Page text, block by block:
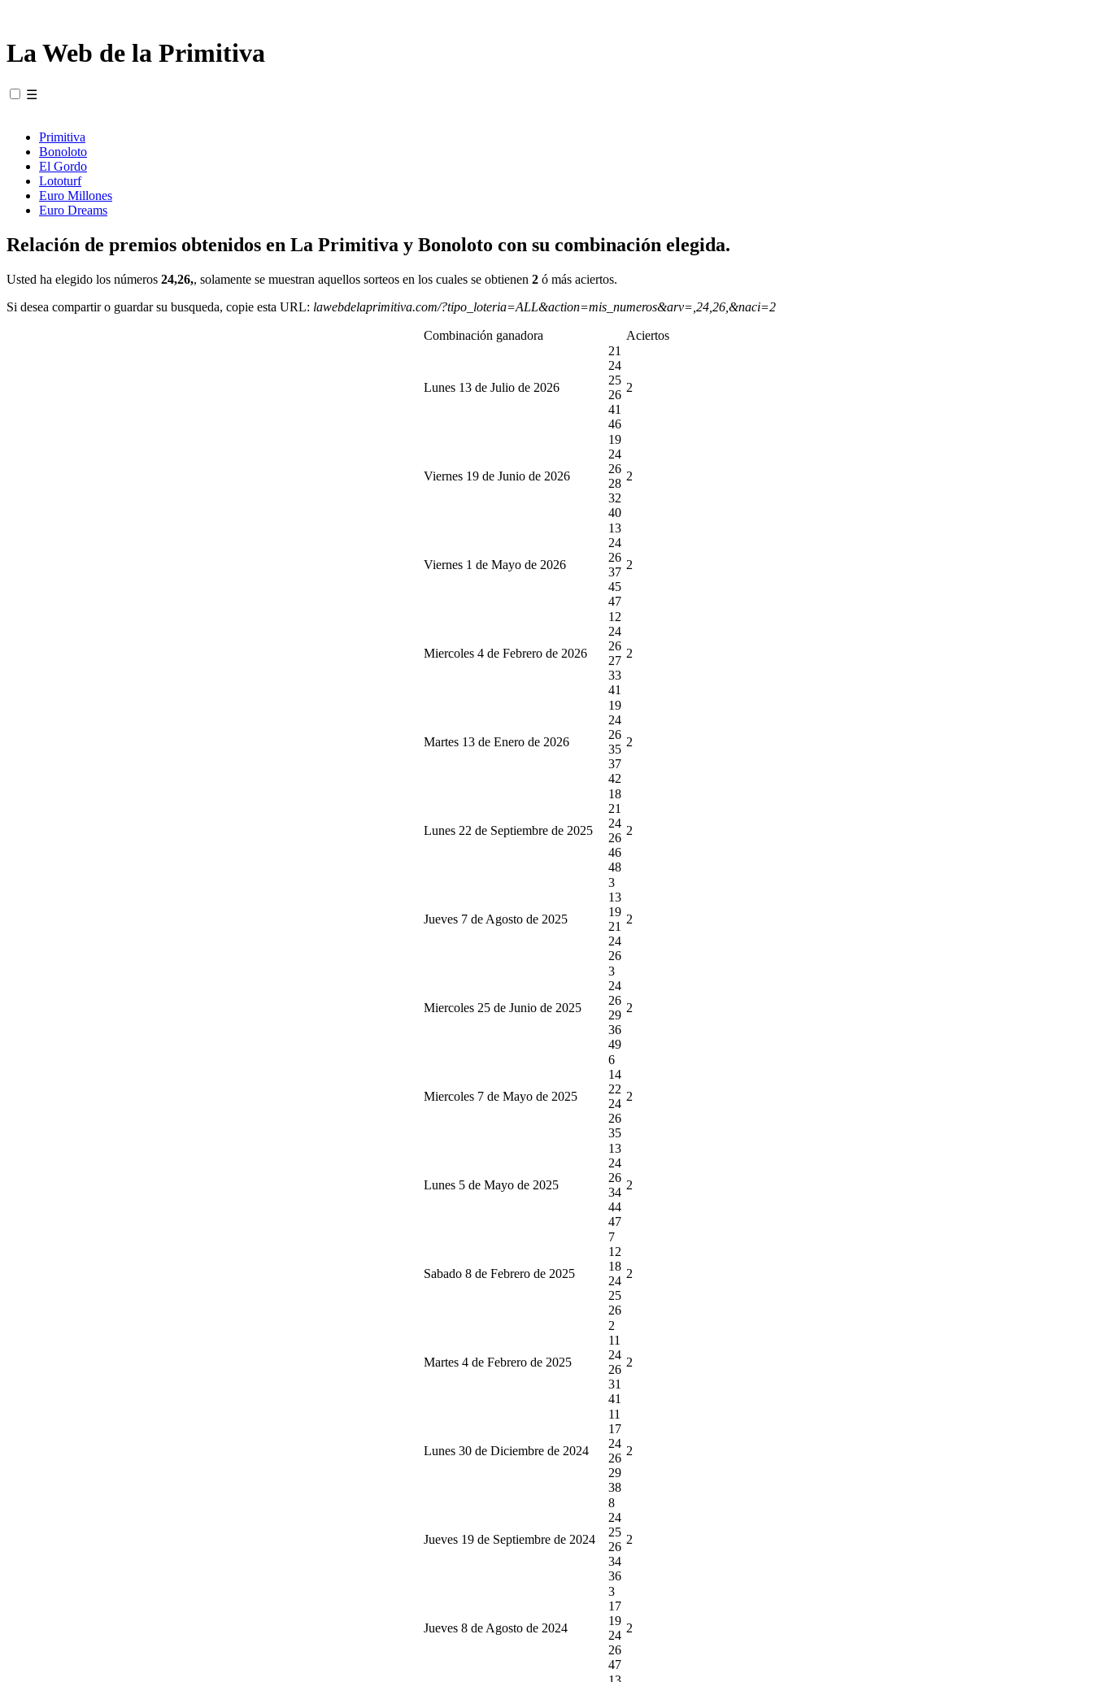
La Web de la Primitiva
☰
Primitiva
Bonoloto
El Gordo
Lototurf
Euro Millones
Euro Dreams
Relación de premios obtenidos en La Primitiva y Bonoloto con su combinación elegida.
Usted ha elegido los números 24,26,, solamente se muestran aquellos sorteos en los cuales se obtienen 2 ó más aciertos.
Si desea compartir o guardar su busqueda, copie esta URL: lawebdelaprimitiva.com/?tipo_loteria=ALL&action=mis_numeros&arv=,24,26,&naci=2
Combinación ganadora Aciertos
Lunes 13 de Julio de 2026
21
24
25
26
41
46
2
Viernes 19 de Junio de 2026
19
24
26
28
32
40
2
Viernes 1 de Mayo de 2026
13
24
26
37
45
47
2
Miercoles 4 de Febrero de 2026
12
24
26
27
33
41
2
Martes 13 de Enero de 2026
19
24
26
35
37
42
2
Lunes 22 de Septiembre de 2025
18
21
24
26
46
48
2
Jueves 7 de Agosto de 2025
3
13
19
21
24
26
2
Miercoles 25 de Junio de 2025
3
24
26
29
36
49
2
Miercoles 7 de Mayo de 2025
6
14
22
24
26
35
2
Lunes 5 de Mayo de 2025
13
24
26
34
44
47
2
Sabado 8 de Febrero de 2025
7
12
18
24
25
26
2
Martes 4 de Febrero de 2025
2
11
24
26
31
41
2
Lunes 30 de Diciembre de 2024
11
17
24
26
29
38
2
Jueves 19 de Septiembre de 2024
8
24
25
26
34
36
2
Jueves 8 de Agosto de 2024
3
17
19
24
26
47
2